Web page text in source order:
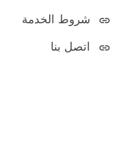
شروط الخدمة
اتصل بنا